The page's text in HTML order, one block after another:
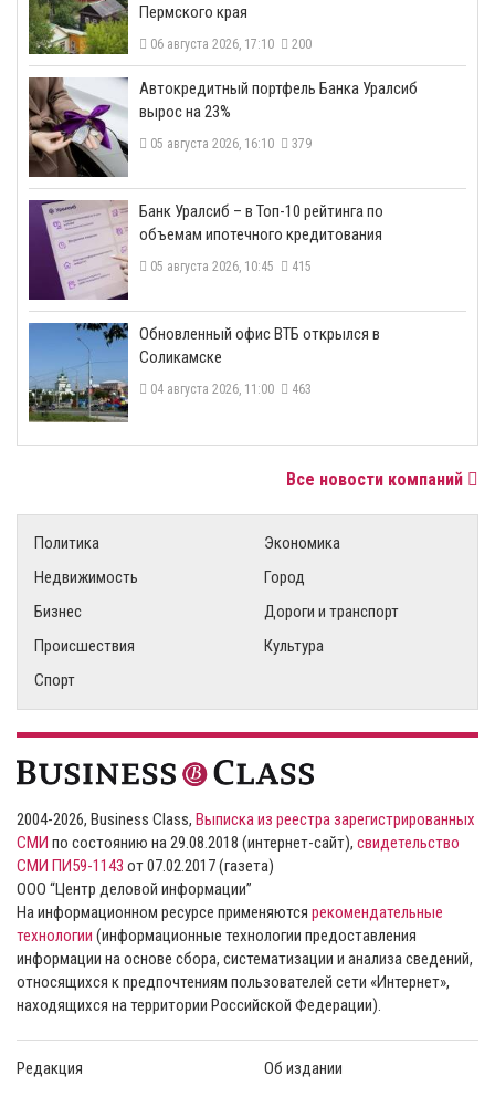
Пермского края
06 августа 2026, 17:10 200
​Автокредитный портфель Банка Уралсиб
вырос на 23%
05 августа 2026, 16:10 379
​Банк Уралсиб – в Топ-10 рейтинга по
объемам ипотечного кредитования
05 августа 2026, 10:45 415
​Обновленный офис ВТБ открылся в
Соликамске
04 августа 2026, 11:00 463
Все новости компаний
Политика
Экономика
Недвижимость
Город
Бизнес
Дороги и транспорт
Происшествия
Культура
Спорт
2004-2026, Business Class, Выписка из реестра зарегистрированных
СМИ по состоянию на 29.08.2018 (интернет-сайт), свидетельство
СМИ ПИ59-1143 от 07.02.2017 (газета)
ООО “Центр деловой информации”
На информационном ресурсе применяются рекомендательные
технологии (информационные технологии предоставления
информации на основе сбора, систематизации и анализа сведений,
относящихся к предпочтениям пользователей сети «Интернет»,
находящихся на территории Российской Федерации).
Редакция Об издании